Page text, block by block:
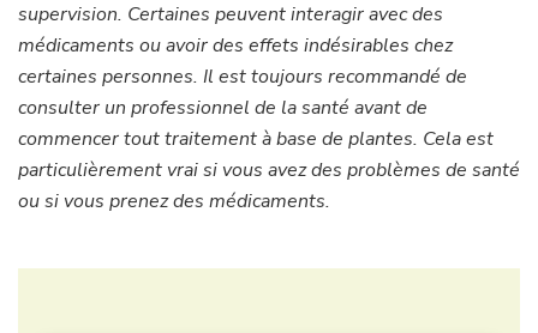
supervision. Certaines peuvent interagir avec des
médicaments ou avoir des effets indésirables chez
certaines personnes. Il est toujours recommandé de
consulter un professionnel de la santé avant de
commencer tout traitement à base de plantes. Cela est
particulièrement vrai si vous avez des problèmes de santé
ou si vous prenez des médicaments.